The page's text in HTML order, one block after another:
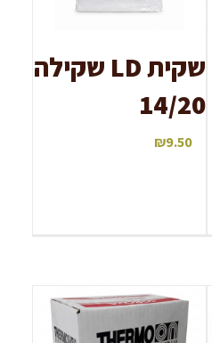
שקית LD שקילה
14/20
₪9.50